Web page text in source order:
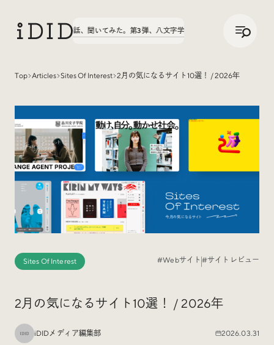
実績の話、聞いてみた。第3弾、八文字学園70周年サイトが公開中！実績の
JP
Articles
Interview インタビュー
Sites Of Interest 今月の気になるサイト
Special
Top Articles Sites Of Interest 2月の気になるサイト10選！ / 2026年
Sites Of Interest #Webサイト#サイトレビュー
2月の気になるサイト10選！ / 2026年
iDIDメディア編集部 2026.03.31